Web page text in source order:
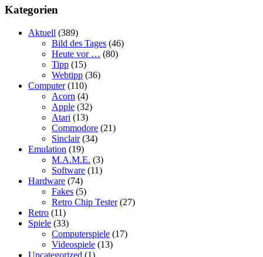
Kategorien
Aktuell (389)
Bild des Tages (46)
Heute vor … (80)
Tipp (15)
Webtipp (36)
Computer(110)
Acorn (4)
Apple (32)
Atari (13)
Commodore (21)
Sinclair(34)
Emulation (19)
M.A.M.E. (3)
Software (11)
Hardware (74)
Fakes (5)
Retro Chip Tester(27)
Retro (11)
Spiele (33)
Computerspiele (17)
Videospiele (13)